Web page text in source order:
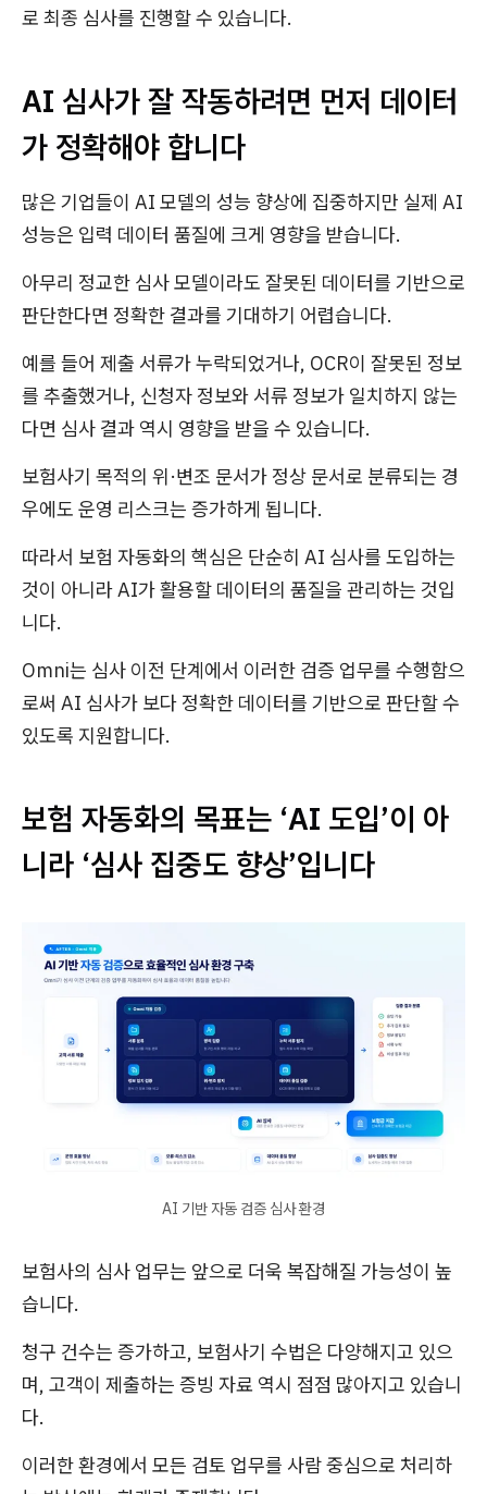
로 최종 심사를 진행할 수 있습니다.
AI 심사가 잘 작동하려면 먼저 데이터
가 정확해야 합니다
많은 기업들이 AI 모델의 성능 향상에 집중하지만 실제 AI
성능은 입력 데이터 품질에 크게 영향을 받습니다.
아무리 정교한 심사 모델이라도 잘못된 데이터를 기반으로
판단한다면 정확한 결과를 기대하기 어렵습니다.
예를 들어 제출 서류가 누락되었거나, OCR이 잘못된 정보
를 추출했거나, 신청자 정보와 서류 정보가 일치하지 않는
다면 심사 결과 역시 영향을 받을 수 있습니다.
보험사기 목적의 위·변조 문서가 정상 문서로 분류되는 경
우에도 운영 리스크는 증가하게 됩니다.
따라서 보험 자동화의 핵심은 단순히 AI 심사를 도입하는
것이 아니라 AI가 활용할 데이터의 품질을 관리하는 것입
니다.
Omni는 심사 이전 단계에서 이러한 검증 업무를 수행함으
로써 AI 심사가 보다 정확한 데이터를 기반으로 판단할 수
있도록 지원합니다.
보험 자동화의 목표는 ‘AI 도입’이 아
니라 ‘심사 집중도 향상’입니다
AI 기반 자동 검증 심사 환경
보험사의 심사 업무는 앞으로 더욱 복잡해질 가능성이 높
습니다.
청구 건수는 증가하고, 보험사기 수법은 다양해지고 있으
며, 고객이 제출하는 증빙 자료 역시 점점 많아지고 있습니
다.
이러한 환경에서 모든 검토 업무를 사람 중심으로 처리하